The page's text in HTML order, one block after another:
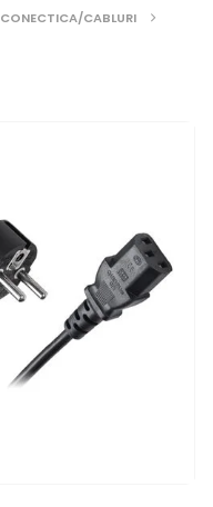
CONECTICA/CABLURI